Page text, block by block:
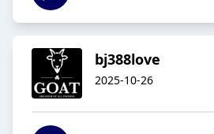
bj388love
2025-10-26